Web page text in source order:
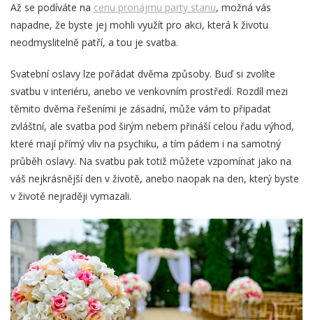
Až se podíváte na cenu pronájmu party stanu, možná vás
napadne, že byste jej mohli využít pro akci, která k životu
neodmyslitelně patří, a tou je svatba.
Svatební oslavy lze pořádat dvěma způsoby. Buď si zvolíte
svatbu v interiéru, anebo ve venkovním prostředí. Rozdíl mezi
těmito dvěma řešeními je zásadní, může vám to připadat
zvláštní, ale svatba pod širým nebem přináší celou řadu výhod,
které mají přímý vliv na psychiku, a tím pádem i na samotný
průběh oslavy. Na svatbu pak totiž můžete vzpomínat jako na
váš nejkrásnější den v životě, anebo naopak na den, který byste
v životě nejraději vymazali.